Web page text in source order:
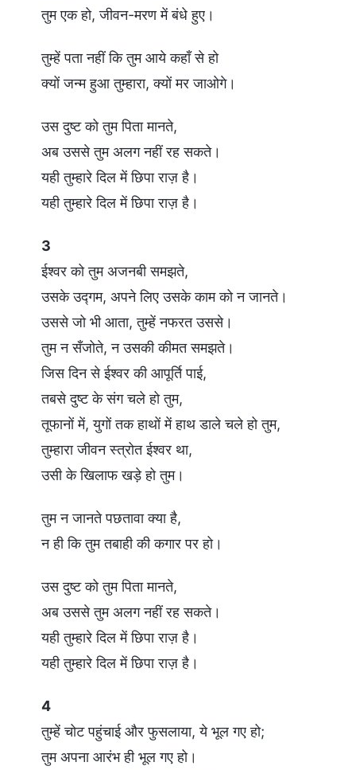
तुम एक हो, जीवन-मरण में बंधे हुए।
तुम्हें पता नहीं कि तुम आये कहाँ से हो
क्यों जन्म हुआ तुम्हारा, क्यों मर जाओगे।
उस दुष्ट को तुम पिता मानते,
अब उससे तुम अलग नहीं रह सकते।
यही तुम्हारे दिल में छिपा राज़ है।
यही तुम्हारे दिल में छिपा राज़ है।
3
ईश्वर को तुम अजनबी समझते,
उसके उद्गम, अपने लिए उसके काम को न जानते।
उससे जो भी आता, तुम्हें नफरत उससे।
तुम न सँजोते, न उसकी कीमत समझते।
जिस दिन से ईश्वर की आपूर्ति पाई,
तबसे दुष्ट के संग चले हो तुम,
तूफानों में, युगों तक हाथों में हाथ डाले चले हो तुम,
तुम्हारा जीवन स्त्रोत ईश्वर था,
उसी के खिलाफ खड़े हो तुम।
तुम न जानते पछतावा क्या है,
न ही कि तुम तबाही की कगार पर हो।
उस दुष्ट को तुम पिता मानते,
अब उससे तुम अलग नहीं रह सकते।
यही तुम्हारे दिल में छिपा राज़ है।
यही तुम्हारे दिल में छिपा राज़ है।
4
तुम्हें चोट पहुंचाई और फुसलाया, ये भूल गए हो;
तुम अपना आरंभ ही भूल गए हो।